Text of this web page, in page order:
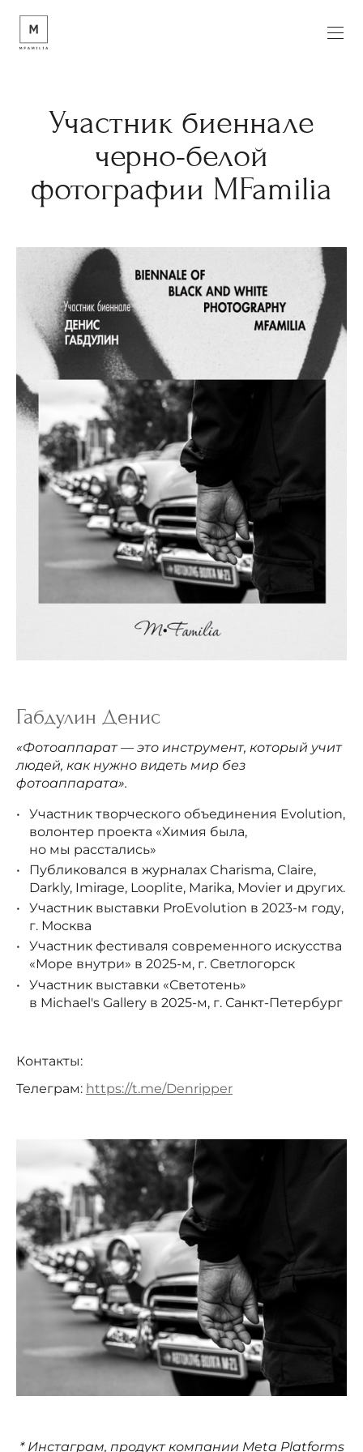
Участник биеннале
черно-белой
фотографии MFamilia
Габдулин Денис
«Фотоаппарат — это инструмент, который учит
людей, как нужно видеть мир без
фотоаппарата».
Участник творческого объединения Evolution,
волонтер проекта «Химия была,
но мы расстались»
Публиковался в журналах Charisma, Claire,
Darkly, Imirage, Looplite, Marika, Movier и других.
Участник выставки ProEvolution в 2023-м году,
г. Москва
Участник фестиваля современного искусства
«Море внутри» в 2025-м, г. Светлогорск
Участник выставки «Светотень»
в Michael's Gallery в 2025-м, г. Санкт-Петербург
Контакты:
Телеграм: https://t.me/Denripper
* Инстаграм, продукт компании Meta Platforms